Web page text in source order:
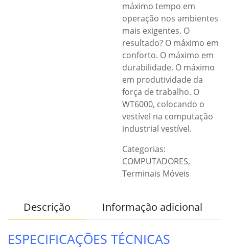
máximo tempo em
operação nos ambientes
mais exigentes. O
resultado? O máximo em
conforto. O máximo em
durabilidade. O máximo
em produtividade da
força de trabalho. O
WT6000, colocando o
vestível na computação
industrial vestível.
Categorias:
COMPUTADORES,
Terminais Móveis
Descrição Informação adicional
ESPECIFICAÇÕES TÉCNICAS